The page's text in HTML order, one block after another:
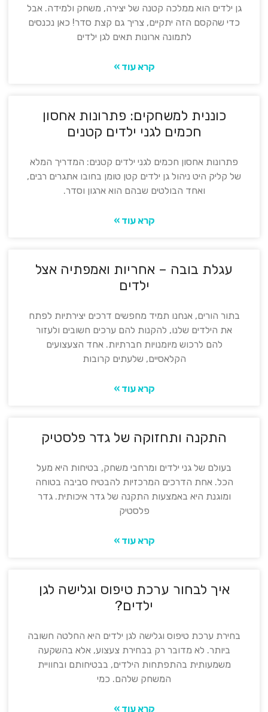
גן ילדים הוא ממלכה קטנה של יצירה, משחק ולמידה. אבל
כדי שהקסם הזה יתקיים, צריך גם קצת סדר! כאן נכנסים
לתמונה ארונות תאים לגן ילדים
קרא עוד »
כוננית למשחקים: פתרונות אחסון
חכמים לגני ילדים קטנים
פתרונות אחסון חכמים לגני ילדים קטנים: המדריך המלא
של קליק היט ניהול גן ילדים קטן טומן בחובו אתגרים רבים,
ואחד הבולטים שבהם הוא ארגון וסדר.
קרא עוד »
עגלת בובה – אחריות ואמפתיה אצל
ילדים
בתור הורים, אנחנו תמיד מחפשים דרכים יצירתיות לפתח
את הילדים שלנו, להקנות להם ערכים חשובים ולעזור
להם לרכוש מיומנויות חברתיות. אחד הצעצועים
הקלאסיים, שלעתים קרובות
קרא עוד »
התקנה ותחזוקה של גדר פלסטיק
בעולם של גני ילדים ומרחבי משחק, בטיחות היא מעל
הכל. אחת הדרכים המרכזיות להבטיח סביבה בטוחה
ומוגנת היא באמצעות התקנה של גדר איכותית. גדר
פלסטיק
קרא עוד »
איך לבחור ערכת טיפוס וגלישה לגן
ילדים?
בחירת ערכת טיפוס וגלישה לגן ילדים היא החלטה חשובה
ביותר. לא מדובר רק בבחירת צעצוע, אלא בהשקעה
משמעותית בהתפתחות הילדים, בבטיחותם ובחוויית
המשחק שלהם. כמי
קרא עוד »